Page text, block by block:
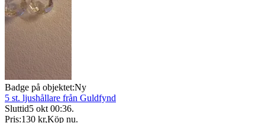
Badge på objektet:Ny
5 st. ljushållare från Guldfynd
Sluttid5 okt 00:36.
Pris:130 kr,Köp nu.